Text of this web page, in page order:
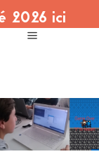
2026 ici